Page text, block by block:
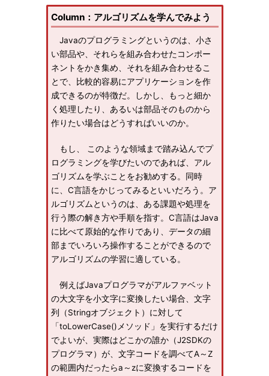
Column：アルゴリズムを学んでみよう
Javaのプログラミングというのは、小さ
い部品や、それらを組み合わせたコンポー
ネントをかき集め、それを組み合わせるこ
とで、比較的容易にアプリケーションを作
成できるのが特徴だ。しかし、もっと細か
く処理したり、あるいは部品そのものから
作りたい場合はどうすればいいのか。
もし、 このような領域まで踏み込んでプ
ログラミングを学びたいのであれば、アル
ゴリズムを学ぶことをお勧めする。同時
に、C言語をかじってみるといいだろう。ア
ルゴリズムというのは、ある課題や処理を
行う際の解き方や手順を指す。C言語はJava
に比べて原始的な作りであり、データの細
部までいろいろ操作することができるので
アルゴリズムの学習に適している。
例えばJavaプログラマがアルファベット
の大文字を小文字に変換したい場合、文字
列（Stringオブジェクト）に対して
「toLowerCase()メソッド」を実行するだけ
でよいが、実際はどこかの誰か（J2SDKの
プログラマ）が、文字コードを調べてA～Z
の範囲内だったらa～zに変換するコードを